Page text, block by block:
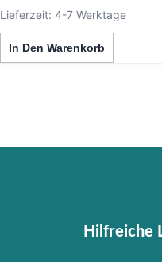
Lieferzeit: 4-7 Werktage
In Den Warenkorb
Hilfreiche